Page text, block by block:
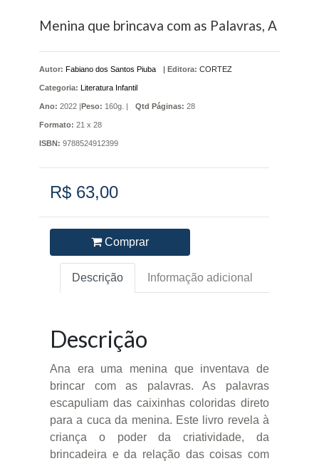
Menina que brincava com as Palavras, A
Autor: Fabiano dos Santos Piuba | Editora: CORTEZ
Categoria: Literatura Infantil
Ano: 2022 |Peso: 160g. | Qtd Páginas: 28
Formato: 21 x 28
ISBN: 9788524912399
R$ 63,00
Comprar
Descrição Informação adicional
Descrição
Ana era uma menina que inventava de
brincar com as palavras. As palavras
escapuliam das caixinhas coloridas direto
para a cuca da menina. Este livro revela à
criança o poder da criatividade, da
brincadeira e da relação das coisas com